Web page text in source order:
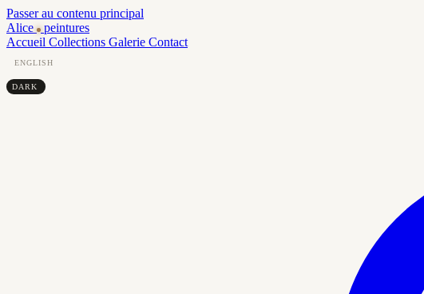
Passer au contenu principal
Alice
peintures
Accueil Collections Galerie Contact
ENGLISH
DARK